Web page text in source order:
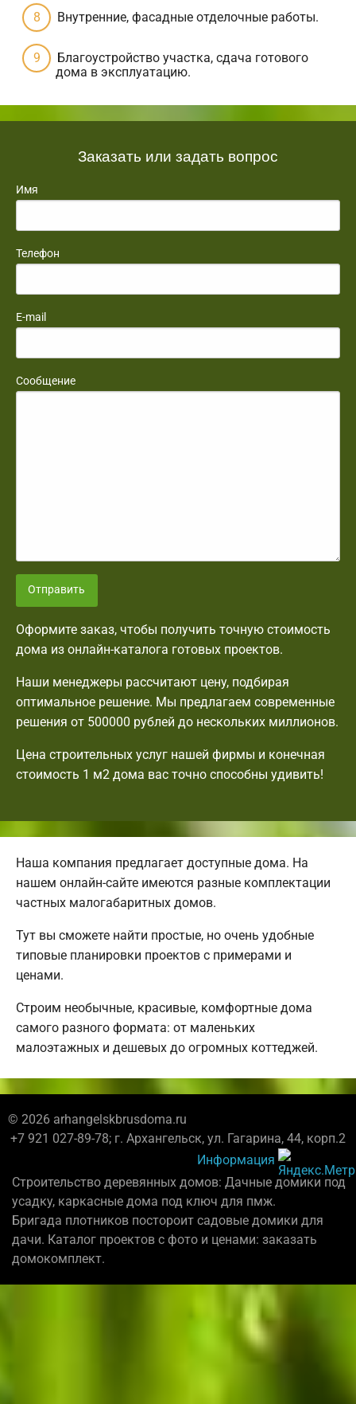
Внутренние, фасадные отделочные работы.
Благоустройство участка, сдача готового
дома в эксплуатацию.
Заказать или задать вопрос
Имя
Телефон
E-mail
Сообщение
Отправить
Оформите заказ, чтобы получить точную стоимость
дома из онлайн-каталога готовых проектов.
Наши менеджеры рассчитают цену, подбирая
оптимальное решение. Мы предлагаем современные
решения от 500000 рублей до нескольких миллионов.
Цена строительных услуг нашей фирмы и конечная
стоимость 1 м2 дома вас точно способны удивить!
Наша компания предлагает доступные дома. На
нашем онлайн-сайте имеются разные комплектации
частных малогабаритных домов.
Тут вы сможете найти простые, но очень удобные
типовые планировки проектов с примерами и
ценами.
Строим необычные, красивые, комфортные дома
самого разного формата: от маленьких
малоэтажных и дешевых до огромных коттеджей.
© 2026 arhangelskbrusdoma.ru
+7 921 027-89-78; г. Архангельск, ул. Гагарина, 44, корп.2
Информация
Строительство деревянных домов: Дачные домики под
усадку, каркасные дома под ключ для пмж.
Бригада плотников постороит садовые домики для
дачи. Каталог проектов с фото и ценами: заказать
домокомплект.